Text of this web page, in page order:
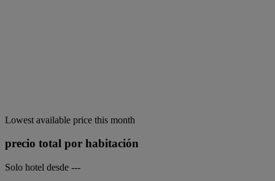
Lowest available price this month
precio total por habitación
Solo hotel desde ---